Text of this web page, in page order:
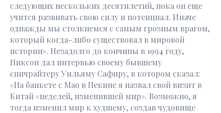
следующих нескольких десятилетий, пока он еще
учится развивать свою силу и потенциал. Иначе
однажды мы столкнемся с самым грозным врагом,
который когда-либо существовал в мировой
истории». Незадолго до кончины в 1994 году,
Никсон дал интервью своему бывшему
спичрайтеру Уильяму Сафиру, в котором сказал:
«На банкете с Мао в Пекине я назвал свой визит в
Китай «неделей, изменившей мир». Возможно, я
тогда изменил мир к худшему, создав чудовище